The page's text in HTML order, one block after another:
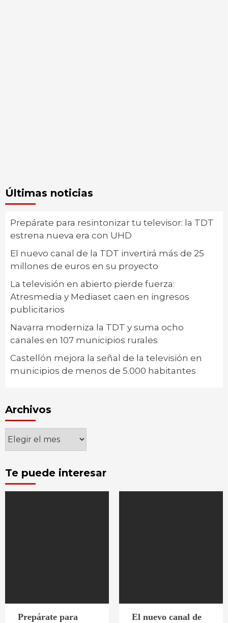
Últimas noticias
Prepárate para resintonizar tu televisor: la TDT
estrena nueva era con UHD
El nuevo canal de la TDT invertirá más de 25
millones de euros en su proyecto
La televisión en abierto pierde fuerza:
Atresmedia y Mediaset caen en ingresos
publicitarios
Navarra moderniza la TDT y suma ocho
canales en 107 municipios rurales
Castellón mejora la señal de la televisión en
municipios de menos de 5.000 habitantes
Archivos
Archivos
Te puede interesar
Prepárate para
El nuevo canal de